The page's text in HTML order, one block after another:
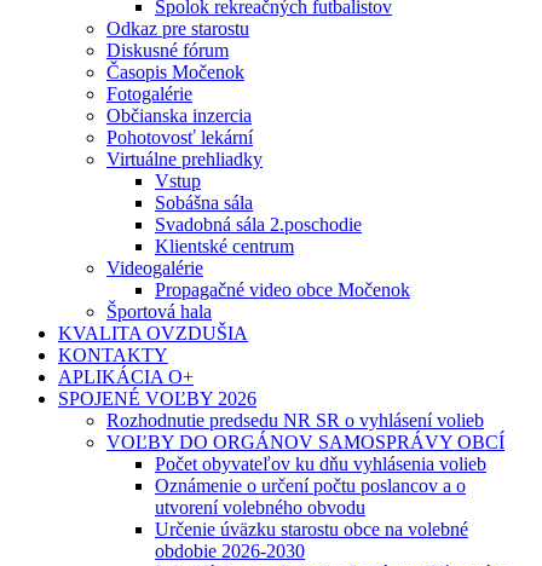
Spolok rekreačných futbalistov
Odkaz pre starostu
Diskusné fórum
Časopis Močenok
Fotogalérie
Občianska inzercia
Pohotovosť lekární
Virtuálne prehliadky
Vstup
Sobášna sála
Svadobná sála 2.poschodie
Klientské centrum
Videogalérie
Propagačné video obce Močenok
Športová hala
KVALITA OVZDUŠIA
KONTAKTY
APLIKÁCIA O+
SPOJENÉ VOĽBY 2026
Rozhodnutie predsedu NR SR o vyhlásení volieb
VOĽBY DO ORGÁNOV SAMOSPRÁVY OBCÍ
Počet obyvateľov ku dňu vyhlásenia volieb
Oznámenie o určení počtu poslancov a o
utvorení volebného obvodu
Určenie úväzku starostu obce na volebné
obdobie 2026-2030